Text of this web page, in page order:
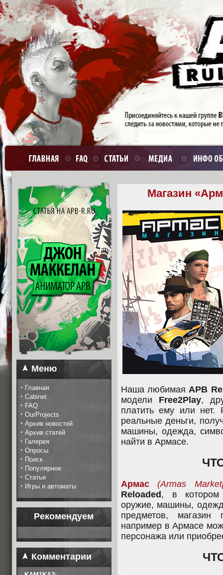
Меню
· Главная
· Cabinet
· FAQ
· OurProjects
· Архив новостей
· Архив статей
· Галерея
· Опросы
· Поиск
· Популярное
· Статьи
· Игры и автоматы
Рекомендуем
Комментарии
Магазин
Наша любимаяAPB
модели Free2Play,
платить ему или нет.
реальные деньги,
машины, одежда,
найти в Армасе.
Армас
(Armas
Reloaded , в котором
оружие, машины,
предметов, магазин
например в Армасе
персонажа или